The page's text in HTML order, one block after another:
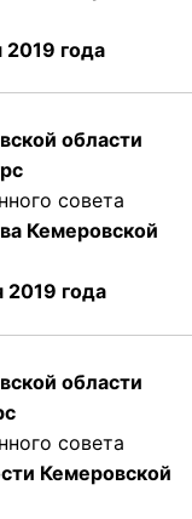
2019 года
области
совета
Кемеровской
2019 года
области
совета
Кемеровской